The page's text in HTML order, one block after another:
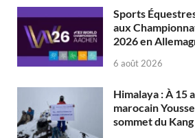
Sports
aux
2026 en
6 août 2026
Himalaya : À 15
marocain
sommet du